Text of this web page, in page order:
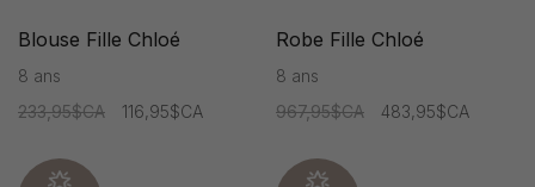
Blouse Fille Chloé
8 ans
233,95$CA
116,95$CA
Robe Fille Chloé
8 ans
967,95$CA
483,95$CA